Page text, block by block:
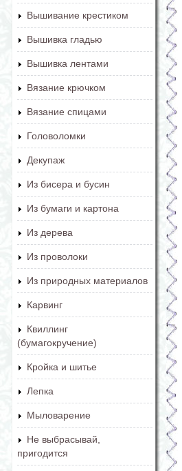
Вышивание крестиком
Вышивка гладью
Вышивка лентами
Вязание крючком
Вязание спицами
Головоломки
Декупаж
Из бисера и бусин
Из бумаги и картона
Из дерева
Из проволоки
Из природных материалов
Карвинг
Квиллинг
(бумагокручение)
Кройка и шитье
Лепка
Мыловарение
Не выбрасывай,
пригодится